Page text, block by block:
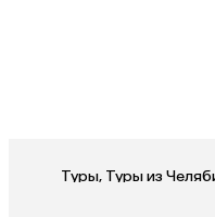
Туры, Туры из